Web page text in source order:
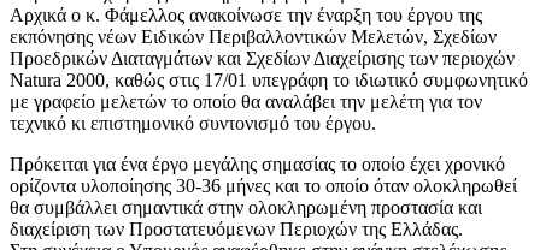
Αρχικά ο κ. Φάμελλος ανακοίνωσε την έναρξη του έργου της
εκπόνησης νέων Ειδικών Περιβαλλοντικών Μελετών, Σχεδίων
Προεδρικών Διαταγμάτων και Σχεδίων Διαχείρισης των περιοχών
Natura 2000, καθώς στις 17/01 υπεγράφη το ιδιωτικό συμφωνητικό
με γραφείο μελετών το οποίο θα αναλάβει την μελέτη για τον
τεχνικό κι επιστημονικό συντονισμό του έργου.
Πρόκειται για ένα έργο μεγάλης σημασίας το οποίο έχει χρονικό
ορίζοντα υλοποίησης 30-36 μήνες και το οποίο όταν ολοκληρωθεί
θα συμβάλλει σημαντικά στην ολοκληρωμένη προστασία και
διαχείριση των Προστατευόμενων Περιοχών της Ελλάδας.